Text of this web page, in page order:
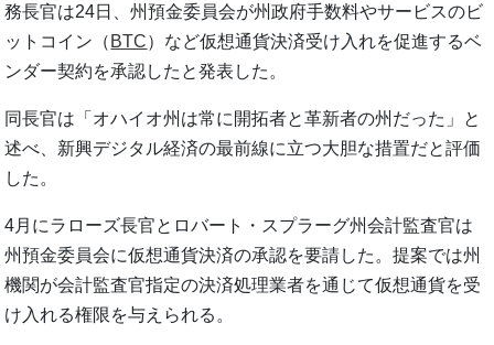
務長官は24日、州預金委員会が州政府手数料やサービスのビ
ットコイン（ BTC）など仮想通貨決済受け入れを促進するベ
ンダー契約を承認したと発表した。
同長官は「オハイオ州は常に開拓者と革新者の州だった」と
述べ、新興デジタル経済の最前線に立つ大胆な措置だと評価
した。
4月にラローズ長官とロバート・スプラーグ州会計監査官は
州預金委員会に仮想通貨決済の承認を要請した。提案では州
機関が会計監査官指定の決済処理業者を通じて仮想通貨を受
け入れる権限を与えられる。